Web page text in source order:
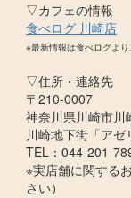
▽カフェの情報
食べログ 川崎店
※最新情報は食べログより
▽住所・連絡先
〒210-0007
神奈川県川崎市
川崎地下街「アゼ
TEL：044-201-
※実店舗に関する
さい）